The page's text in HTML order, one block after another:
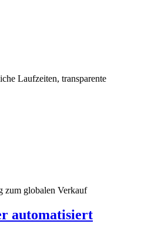
Laufzeiten, transparente
zum globalen Verkauf
automatisiert